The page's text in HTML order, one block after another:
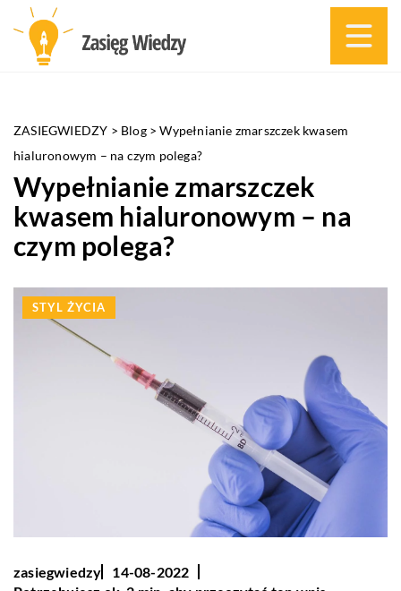
ZASIEGWIEDZY > Blog>Wypełnianie zmarszczek kwasem
hialuronowym – na czym polega?
Wypełnianie zmarszczek
kwasem hialuronowym – na
czym polega?
STYL ŻYCIA
zasiegwiedzy
14-08-2022